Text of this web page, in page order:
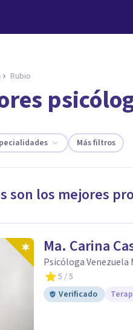
para
Rubio
Más filtros
son los mejores
Ma. Carina
Psicóloga Venezuela
5 / 5
Verificado